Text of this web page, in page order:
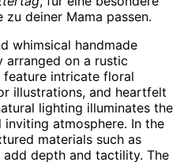
zu deiner Mama passen.